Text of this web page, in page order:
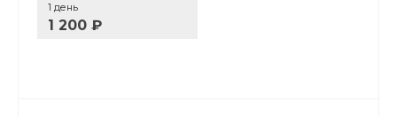
1 день
1 200 ₽